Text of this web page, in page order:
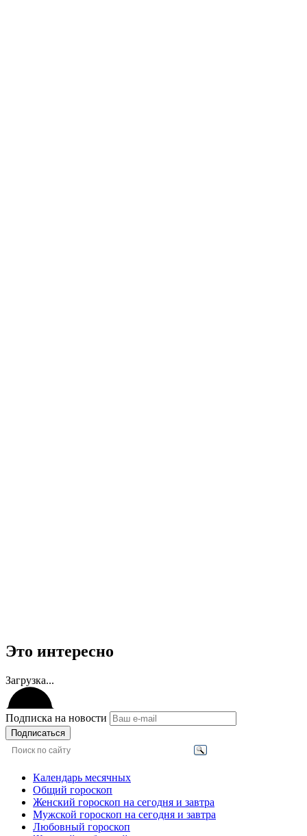
Это интересно
Загрузка...
Подписка на новости
Подписаться
Календарь месячных
Общий гороскоп
Женский гороскоп на сегодня и завтра
Мужской гороскоп на сегодня и завтра
Любовный гороскоп